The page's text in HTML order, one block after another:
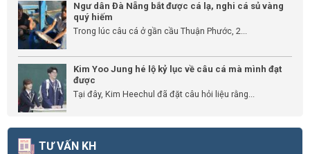
Ngư dân Đà Nẵng bắt được cá lạ, nghi cá sủ vàng
quý hiếm
Trong lúc câu cá ở gần cầu Thuận Phước, 2...
Kim Yoo Jung hé lộ kỷ lục về câu cá mà mình đạt
được
Tại đây, Kim Heechul đã đặt câu hỏi liệu rằng...
TƯ VẤN KH